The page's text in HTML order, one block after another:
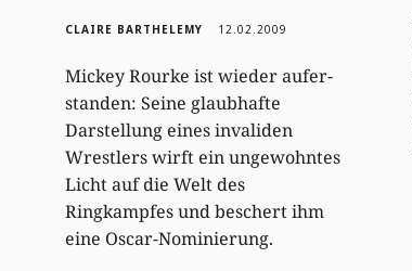
CLAIRE BARTHELEMY 12.02.2009
Mickey Rourke ist wieder aufer-
standen: Seine glaubhafte
Darstellung eines invaliden
Wrestlers wirft ein ungewohntes
Licht auf die Welt des
Ringkampfes und beschert ihm
eine Oscar-Nominierung.